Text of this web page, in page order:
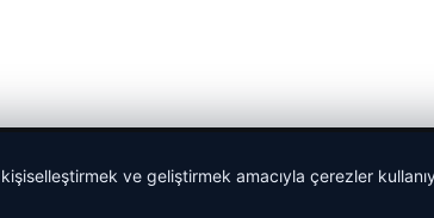
ve geliştirmek amacıyla çerezler